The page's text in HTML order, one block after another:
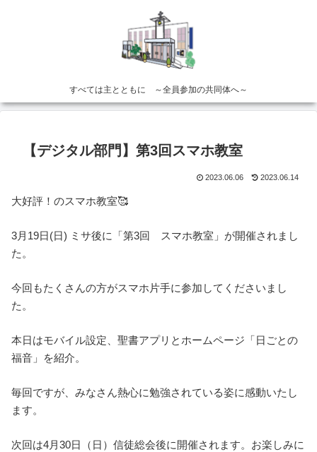
すべては主とともに ～全員参加の共同体へ～
【デジタル部門】第3回スマホ教室
2023.06.06 2023.06.14
大好評！のスマホ教室🥰
3月19日(日) ミサ後に「第3回 スマホ教室」が開催されまし
た。
今回もたくさんの方がスマホ片手に参加してくださいまし
た。
本日はモバイル設定、聖書アプリとホームページ「日ごとの
福音」を紹介。
毎回ですが、みなさん熱心に勉強されている姿に感動いたし
ます。
次回は4月30日（日）信徒総会後に開催されます。お楽しみに